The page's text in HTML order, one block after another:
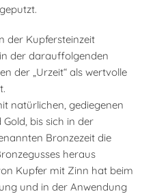
der Kupfersteinzeit
der darauffolgenden
der „Urzeit“ als wertvolle
natürlichen, gediegenen
bis sich in der
Bronzezeit die
heraus
Kupfer mit Zinn hat beim
und in der Anwendung